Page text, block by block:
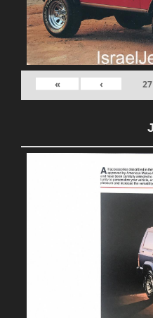
27
›
»